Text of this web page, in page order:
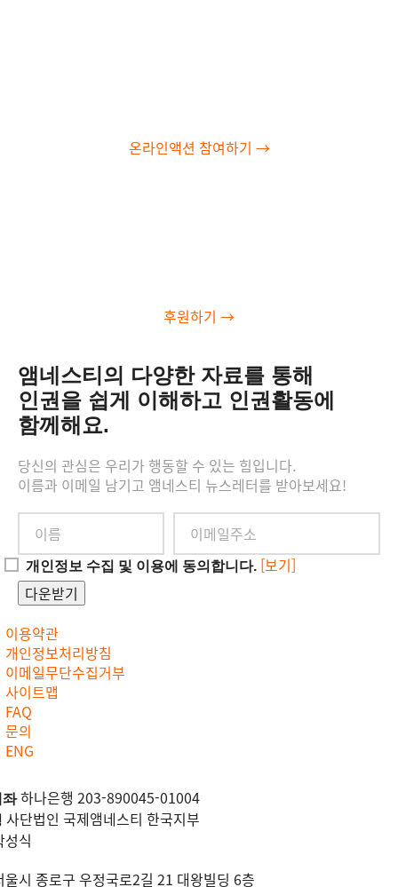
온라인액션 참여하기 →
후원하기 →
앰네스티의 다양한 자료를 통해
인권을 쉽게 이해하고 인권활동에
함께해요.
당신의 관심은 우리가 행동할 수 있는 힘입니다.
이름과 이메일 남기고 앰네스티 뉴스레터를 받아보세요!
개인정보 수집 및 이용에 동의합니다. [보기]
다운받기
이용약관
개인정보처리방침
이메일무단수집거부
사이트맵
FAQ
문의
ENG
좌 하나은행 203-890045-01004
사단법인 국제앰네스티 한국지부
성식
울시 종로구 우정국로2길 21 대왕빌딩 6층